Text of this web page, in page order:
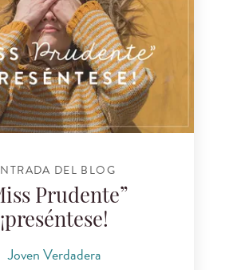
DEL BLOG
Prudente”
¡preséntese!
Joven Verdadera